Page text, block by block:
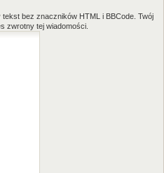
tekst bez znaczników HTML i BBCode. Twój
zwrotny tej wiadomości.